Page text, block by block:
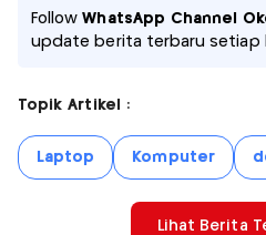
FollowWhatsApp Channel
update berita terbaru setiap
Topik Artikel :
Laptop Komputer
Lihat Berita